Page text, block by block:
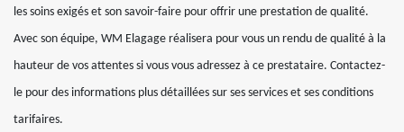
les soins exigés et son savoir-faire pour offrir une prestation de qualité.
Avec son équipe, WM Elagage réalisera pour vous un rendu de qualité à la
hauteur de vos attentes si vous vous adressez à ce prestataire. Contactez-
le pour des informations plus détaillées sur ses services et ses conditions
tarifaires.